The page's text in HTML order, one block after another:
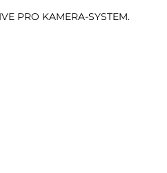
PRO KAMERA-SYSTEM.
und 8x Zoom in